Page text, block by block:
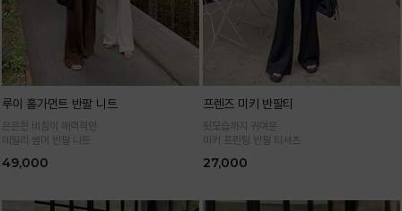
루이 홀가먼트 반팔 니트
은은한 비침이 매력적인
데일리 썸머 반팔 니트
49,000
프렌즈 미키 반팔티
뒷모습까지 귀여운
미키 프린팅 반팔 티셔츠
27,000